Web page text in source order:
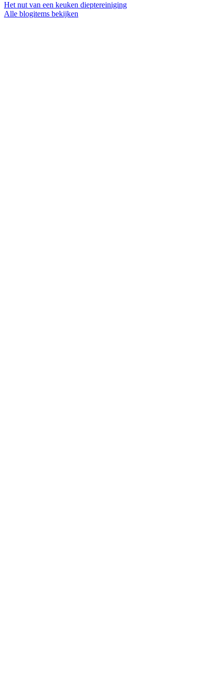
Het nut van een keuken dieptereiniging
Alle blogitems bekijken